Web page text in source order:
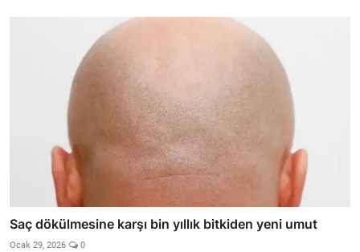
Saç dökülmesine karşı bin yıllık bitkiden yeni umut
Ocak 29, 2026 0